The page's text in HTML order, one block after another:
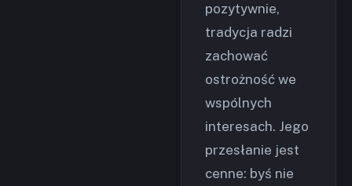
pozytywnie,
tradycja radzi
zachować
ostrożność we
wspólnych
interesach. Jego
przesłanie jest
cenne: byś nie